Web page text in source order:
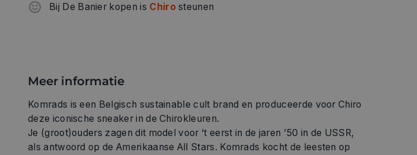
Bij De Banier kopen is Chirosteunen
Meer informatie
Komrads is een Belgisch sustainable cult brand en produceerde voor Chiro
deze iconische sneaker in de Chirokleuren.
Je (groot)ouders zagen dit model voor ‘t eerst in de jaren ’50 in de USSR,
als antwoord op de Amerikaanse All Stars. Komrads kocht de leesten op